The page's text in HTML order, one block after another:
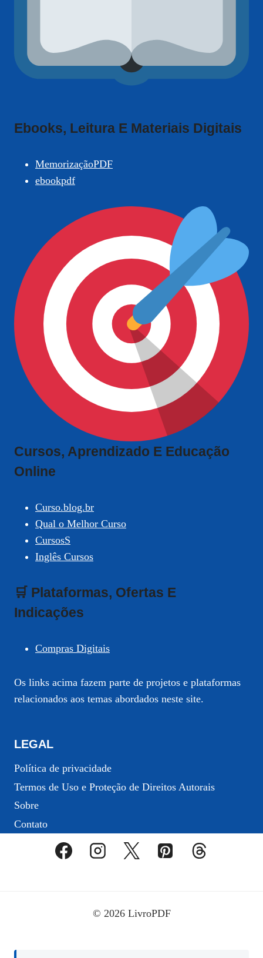
Ebooks, Leitura E Materiais Digitais
MemorizaçãoPDF
ebookpdf
Cursos, Aprendizado E Educação
Online
Curso.blog.br
Qual o Melhor Curso
CursosS
Inglês Cursos
🛒 Plataformas, Ofertas E
Indicações
Compras Digitais
Os links acima fazem parte de projetos e plataformas
relacionados aos temas abordados neste site.
LEGAL
Política de privacidade
Termos de Uso e Proteção de Direitos Autorais
Sobre
Contato
© 2026 LivroPDF